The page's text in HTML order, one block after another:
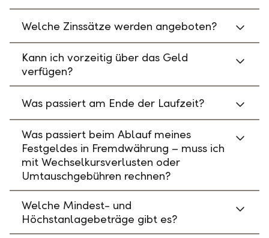
Welche Zinssätze werden angeboten?
Kann ich vorzeitig über das Geld
verfügen?
Was passiert am Ende der Laufzeit?
Was passiert beim Ablauf meines
Festgeldes in Fremdwährung – muss ich
mit Wechselkursverlusten oder
Umtauschgebühren rechnen?
Welche Mindest- und
Höchstanlagebeträge gibt es?